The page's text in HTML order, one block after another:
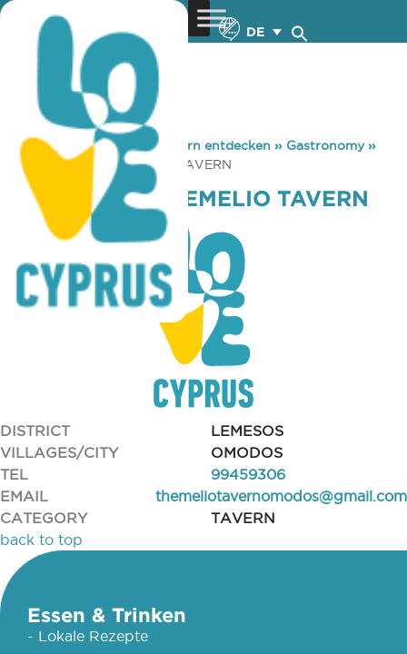
DE
You are here: Home »Zypern entdecken » Gastronomy»
THEODOTOU THEMELIO TAVERN
THEODOTOU THEMELIO TAVERN
DISTRICT
LEMESOS
VILLAGES/CITY
OMODOS
TEL
99459306
EMAIL
themeliotavernomodos@gmail.com
CATEGORY
TAVERN
back to top
Essen & Trinken
- Lokale Rezepte